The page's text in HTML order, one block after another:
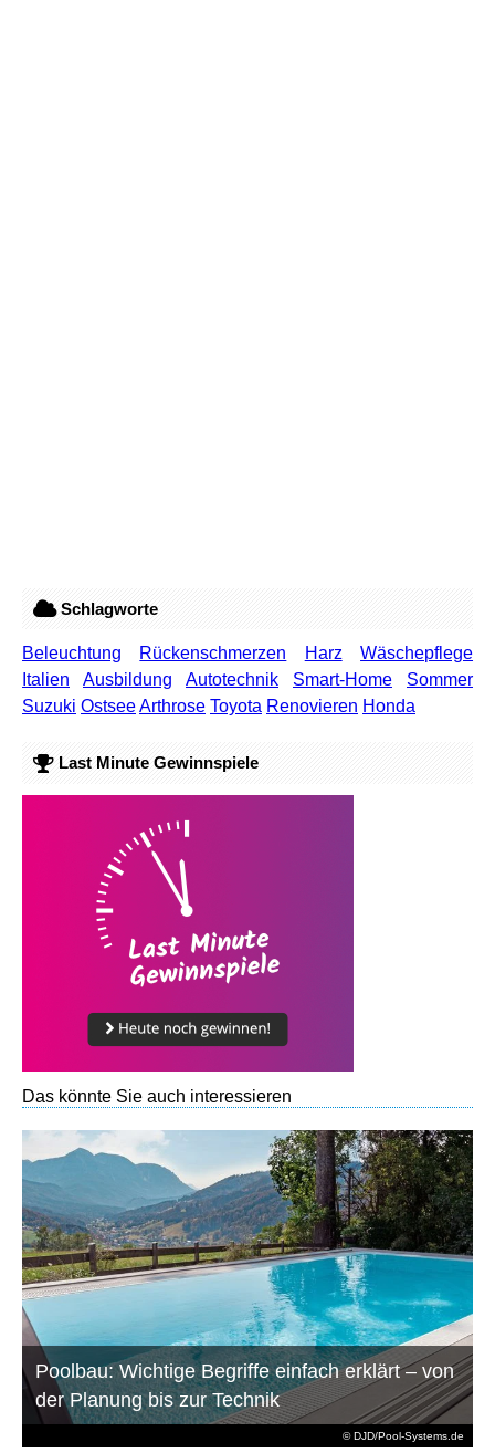
Schlagworte
Beleuchtung Rückenschmerzen Harz
Wäschepflege
Italien
Ausbildung Autotechnik Smart-Home
Sommer
Suzuki OstseeArthrose Toyota Renovieren Honda
Last Minute Gewinnspiele
Das könnte Sie auch interessieren
© DJD/Pool-Systems.de
Poolbau: Wichtige Begriffe einfach erklärt – von
der Planung bis zur Technik